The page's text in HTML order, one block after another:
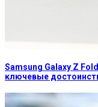
Samsung Galaxy Z
ключевые